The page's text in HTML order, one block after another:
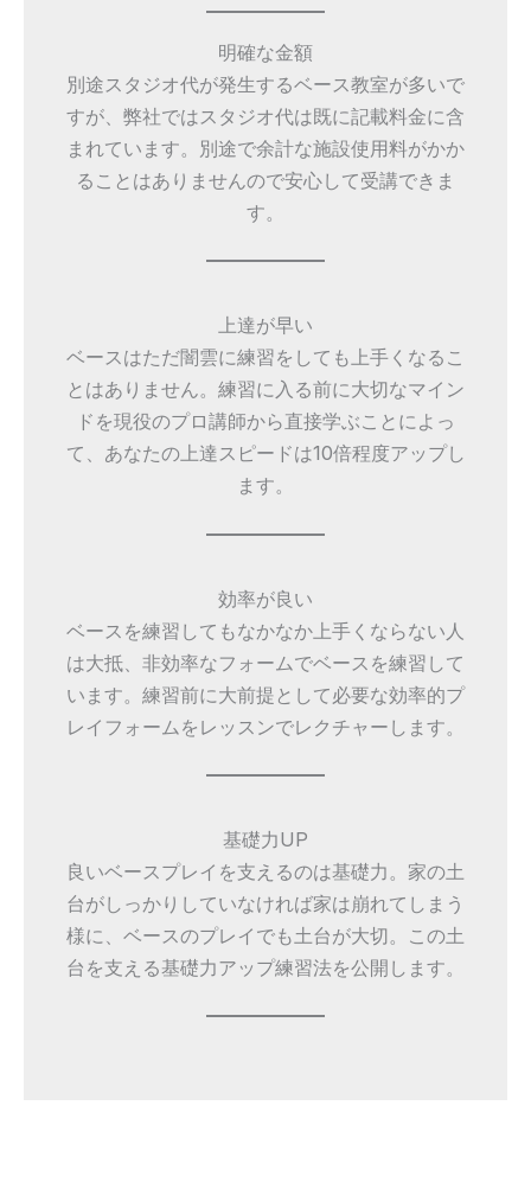
明確な金額
別途スタジオ代が発生するベース教室が多いで
すが、弊社ではスタジオ代は既に記載料金に含
まれています。別途で余計な施設使用料がかか
ることはありませんので安心して受講できま
す。
上達が早い
ベースはただ闇雲に練習をしても上手くなるこ
とはありません。練習に入る前に大切なマイン
ドを現役のプロ講師から直接学ぶことによっ
て、あなたの上達スピードは10倍程度アップし
ます。
効率が良い
ベースを練習してもなかなか上手くならない人
は大抵、非効率なフォームでベースを練習して
います。練習前に大前提として必要な効率的プ
レイフォームをレッスンでレクチャーします。
基礎力UP
良いベースプレイを支えるのは基礎力。家の土
台がしっかりしていなければ家は崩れてしまう
様に、ベースのプレイでも土台が大切。この土
台を支える基礎力アップ練習法を公開します。